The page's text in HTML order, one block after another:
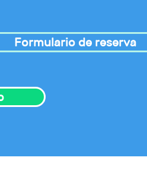
Formulario de reserva